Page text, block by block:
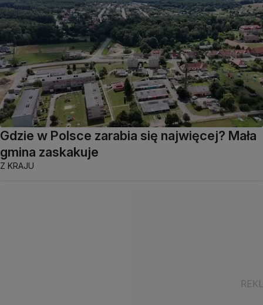
Gdzie w Polsce zarabia się najwięcej? Mała
gmina zaskakuje
Z KRAJU